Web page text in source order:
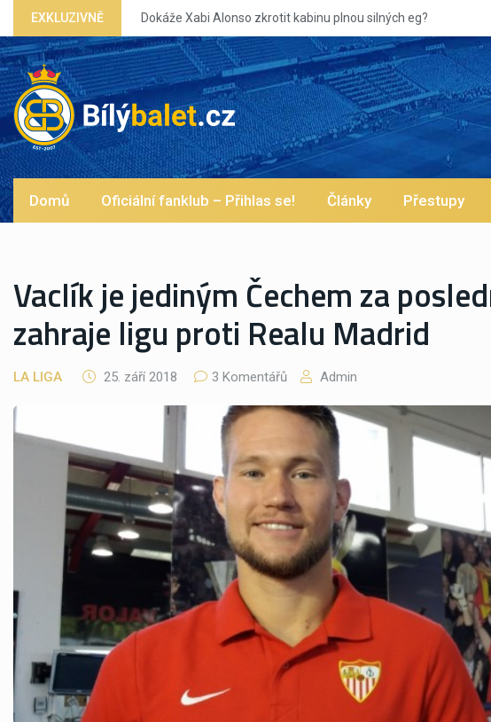
EXKLUZIVNĚDokáže Xabi Alonso zkrotit kabinu plnou silných eg?
Domů Oficiální fanklub – Přihlas se! Články Přestupy
Vaclík je jediným Čechem za
zahraje ligu proti Realu Madrid
LA LIGA 25. září 2018 3 Komentářů Admin